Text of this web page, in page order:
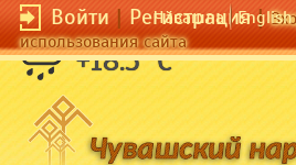
Войти|Регистрация|
использования сайта
Чӑвашла English
+18.5 °C